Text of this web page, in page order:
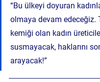
“Bu ülkeyi doyuran
olmaya devam edeceğiz.
kemiği olan kadın
susmayacak, haklarını
arayacak!”